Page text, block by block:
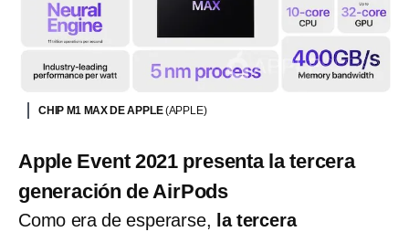
CHIP M1 MAX DE APPLE(APPLE)
Apple Event 2021 presenta la tercera
generación de AirPods
Como era de esperarse, la tercera